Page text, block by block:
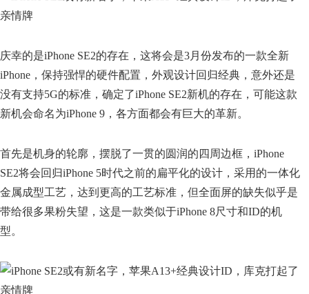
庆幸的是iPhone SE2的存在，这将会是3月份发布的一款全新
iPhone，保持强悍的硬件配置，外观设计回归经典，意外还是
没有支持5G的标准，确定了iPhone SE2新机的存在，可能这款
新机会命名为iPhone 9，各方面都会有巨大的革新。
首先是机身的轮廓，摆脱了一贯的圆润的四周边框，iPhone
SE2将会回归iPhone 5时代之前的扁平化的设计，采用的一体化
金属成型工艺，达到更高的工艺标准，但全面屏的缺失似乎是
带给很多果粉失望，这是一款类似于iPhone 8尺寸和ID的机
型。